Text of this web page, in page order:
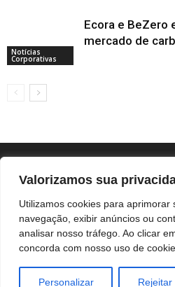
Valorizamos sua
Utilizamos cookies para aprimorar
navegação, exibir anúncios ou
analisar nosso tráfego. Ao clicar
concorda com nosso uso de
Personalizar Rejeitar
Notícias
Corporativas
Ecora e BeZero
mercado de
NOTÍCIAS